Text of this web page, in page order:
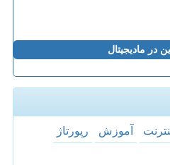
در مادیجیتال
آموزش
رپورتاژ